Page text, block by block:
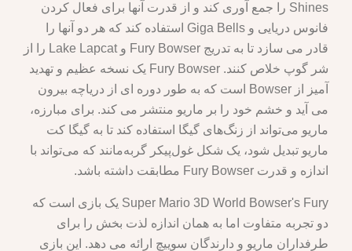
Shines را جمع آوری کند و از قدرت آنها برای فعال کردن
فانوس دریایی و Giga Bells استفاده کند که هر دو آنها را
قادر می سازد تا به تدریج Fury Bowser و Lake Lapcat را از
شر گوپ خلاص کنند. Fury Bowser یک نسخه عظیم و تهدید
آمیز از Bowser است که به طور دوره ای از دریاچه بیرون
می آید و خشم خود را بر ماریو منتشر می کند. برای مبارزه،
ماریو می‌تواند از زنگ‌های گیگا استفاده کند تا به گیگا کت
ماریو تبدیل شود، یک شکل غول‌پیکر گربه‌مانند که می‌تواند با
اندازه و قدرت Fury Bowser مطابقت داشته باشد.
Super Mario 3D World Bowser's Fury یک بازی است که
دو تجربه متفاوت اما به همان اندازه لذت بخش را برای
طرفداران ماریو و دارندگان سوییچ ارائه می دهد. این بازی